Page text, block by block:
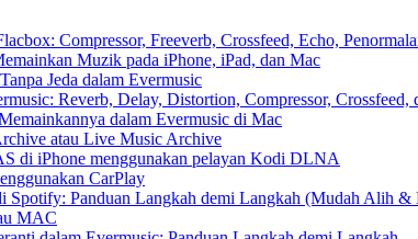
Compressor, Freeverb, Crossfeed, Echo,
Muzik pada iPhone, iPad, dan Mac
Jeda dalam Evermusic
Reverb, Delay, Distortion, Compressor, Crossfeed,
dalam Evermusic di Mac
atau Live Music Archive
di iPhone menggunakan pelayan Kodi DLNA
CarPlay
Panduan Langkah demi Langkah (Mudah Alih &
MAC